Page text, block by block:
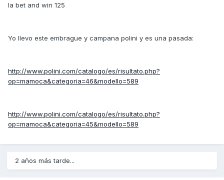
la bet and win 125
Yo llevo este embrague y campana polini y es una pasada:
http://www.polini.com/catalogo/es/risultato.php?
op=mamoca&categoria=46&modello=589
http://www.polini.com/catalogo/es/risultato.php?
op=mamoca&categoria=45&modello=589
2 años más tarde...